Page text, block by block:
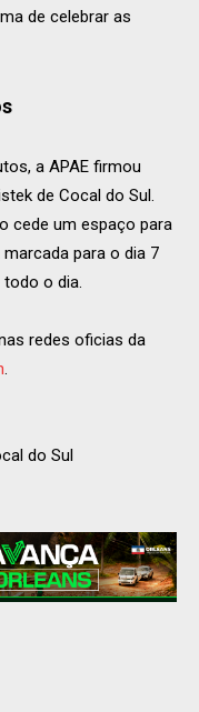
de celebrar as
a APAE firmou
de Cocal do Sul.
cede um espaço para
para o dia 7
o dia.
redes oficias da
.
do Sul